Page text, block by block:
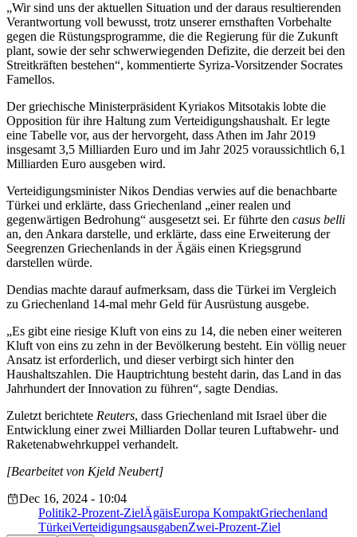
„Wir sind uns der aktuellen Situation und der daraus resultierenden
Verantwortung voll bewusst, trotz unserer ernsthaften Vorbehalte
gegen die Rüstungsprogramme, die die Regierung für die Zukunft
plant, sowie der sehr schwerwiegenden Defizite, die derzeit bei den
Streitkräften bestehen“, kommentierte Syriza-Vorsitzender Socrates
Famellos.
Der griechische Ministerpräsident Kyriakos Mitsotakis lobte die
Opposition für ihre Haltung zum Verteidigungshaushalt. Er legte
eine Tabelle vor, aus der hervorgeht, dass Athen im Jahr 2019
insgesamt 3,5 Milliarden Euro und im Jahr 2025 voraussichtlich 6,1
Milliarden Euro ausgeben wird.
Verteidigungsminister Nikos Dendias verwies auf die benachbarte
Türkei und erklärte, dass Griechenland „einer realen und
gegenwärtigen Bedrohung“ ausgesetzt sei. Er führte den casus belli
an, den Ankara darstelle, und erklärte, dass eine Erweiterung der
Seegrenzen Griechenlands in der Ägäis einen Kriegsgrund
darstellen würde.
Dendias machte darauf aufmerksam, dass die Türkei im Vergleich
zu Griechenland 14-mal mehr Geld für Ausrüstung ausgebe.
„Es gibt eine riesige Kluft von eins zu 14, die neben einer weiteren
Kluft von eins zu zehn in der Bevölkerung besteht. Ein völlig neuer
Ansatz ist erforderlich, und dieser verbirgt sich hinter den
Haushaltszahlen. Die Hauptrichtung besteht darin, das Land in das
Jahrhundert der Innovation zu führen“, sagte Dendias.
Zuletzt berichtete Reuters, dass Griechenland mit Israel über die
Entwicklung einer zwei Milliarden Dollar teuren Luftabwehr- und
Raketenabwehrkuppel verhandelt.
[Bearbeitet von Kjeld Neubert]
Dec 16, 2024 - 10:04
Politik2-Prozent-ZielÄgäisEuropa KompaktGriechenland
TürkeiVerteidigungsausgabenZwei-Prozent-Ziel